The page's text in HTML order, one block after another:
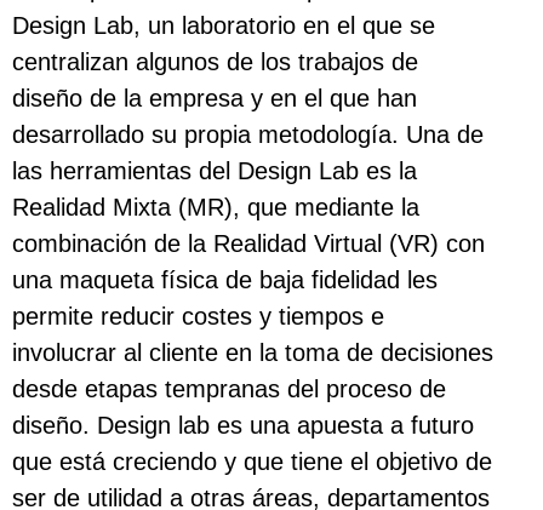
Design Lab, un laboratorio en el que se
centralizan algunos de los trabajos de
diseño de la empresa y en el que han
desarrollado su propia metodología. Una de
las herramientas del Design Lab es la
Realidad Mixta (MR), que mediante la
combinación de la Realidad Virtual (VR) con
una maqueta física de baja fidelidad les
permite reducir costes y tiempos e
involucrar al cliente en la toma de decisiones
desde etapas tempranas del proceso de
diseño. Design lab es una apuesta a futuro
que está creciendo y que tiene el objetivo de
ser de utilidad a otras áreas, departamentos